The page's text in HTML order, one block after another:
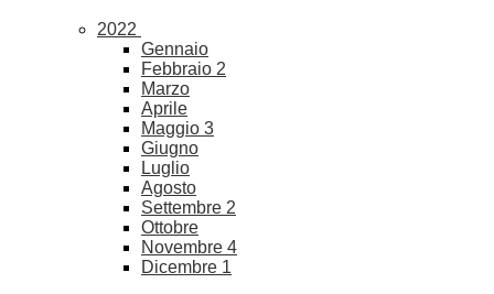
2022
Gennaio
Febbraio 2
Marzo
Aprile
Maggio 3
Giugno
Luglio
Agosto
Settembre 2
Ottobre
Novembre 4
Dicembre 1